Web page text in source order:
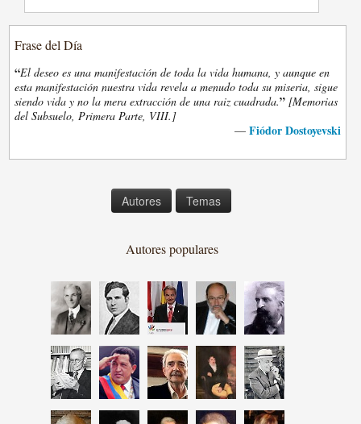
Frase del Día
“El deseo es una manifestación de toda la vida humana, y aunque en
esta manifestación nuestra vida revela a menudo toda su miseria, sigue
siendo vida y no la mera extracción de una raiz cuadrada.” [Memorias
del Subsuelo, Primera Parte, VIII.]
— Fiódor Dostoyevski
Autores Temas
Autores populares